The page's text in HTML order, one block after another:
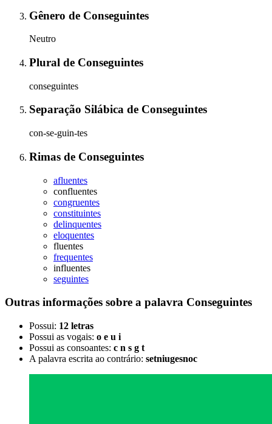
Gênero de Conseguintes
Neutro
Plural de Conseguintes
conseguintes
Separação Silábica de Conseguintes
con-se-guin-tes
Rimas de Conseguintes
afluentes
confluentes
congruentes
constituintes
delinquentes
eloquentes
fluentes
frequentes
influentes
seguintes
Outras informações sobre a palavra Conseguintes
Possui: 12 letras
Possui as vogais: o e u i
Possui as consoantes: c n s g t
A palavra escrita ao contrário: setniugesnoc